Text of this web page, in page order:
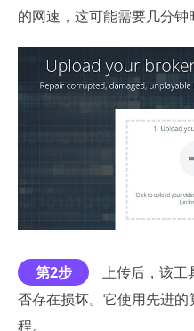
的网速，这可能需要几分钟
第2步
上传后，该工
否存在损坏。它使用先进
程。